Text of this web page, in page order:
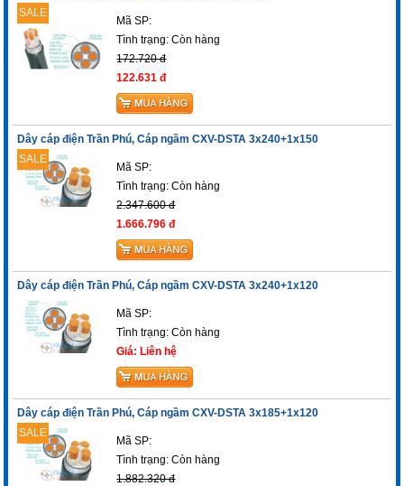
SALE
Mã SP:
Tình trạng:Còn hàng
172.720 đ
122.631 đ
Dây cáp điện Trần Phú, Cáp ngầm CXV-DSTA 3x240+1x150
SALE
Mã SP:
Tình trạng:Còn hàng
2.347.600 đ
1.666.796 đ
Dây cáp điện Trần Phú, Cáp ngầm CXV-DSTA 3x240+1x120
Mã SP:
Tình trạng:Còn hàng
Giá: Liên hệ
Dây cáp điện Trần Phú, Cáp ngầm CXV-DSTA 3x185+1x120
SALE
Mã SP:
Tình trạng:Còn hàng
1.882.320 đ